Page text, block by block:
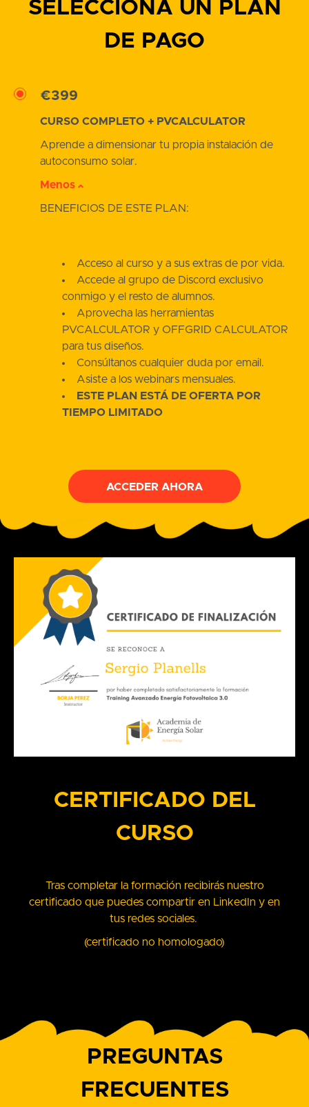
SELECCIONA UN PLAN
DE PAGO
€399
CURSO COMPLETO + PVCALCULATOR
Aprende a dimensionar tu propia instalación de
autoconsumo solar.
Menos
BENEFICIOS DE ESTE PLAN:
Acceso al curso y a sus extras de por vida.
Accede al grupo de Discord exclusivo
conmigo y el resto de alumnos.
Aprovecha las herramientas
PVCALCULATOR y OFFGRID CALCULATOR
para tus diseños.
Consúltanos cualquier duda por email.
Asiste a los webinars mensuales.
ESTE PLAN ESTÁ DE OFERTA POR
TIEMPO LIMITADO
ACCEDER AHORA
CERTIFICADO DEL
CURSO
Tras completar la formación recibirás nuestro
certificado que puedes compartir en LinkedIn y en
tus redes sociales.
(certificado no homologado)
PREGUNTAS
FRECUENTES